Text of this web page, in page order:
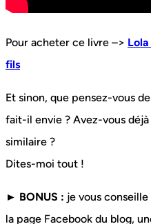
Pour acheter ce livre –>
fils
Et sinon, que pensez-vous
fait-il envie ? Avez-vous
similaire ?
Dites-moi tout !
► BONUS : je vous
la page Facebook du blog,